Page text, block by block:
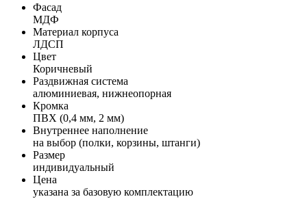
Фасад
МДФ
Материал корпуса
ЛДСП
Цвет
Коричневый
Раздвижная система
алюминиевая, нижнеопорная
Кромка
ПВХ (0,4 мм, 2 мм)
Внутреннее наполнение
на выбор (полки, корзины, штанги)
Размер
индивидуальный
Цена
указана за базовую комплектацию